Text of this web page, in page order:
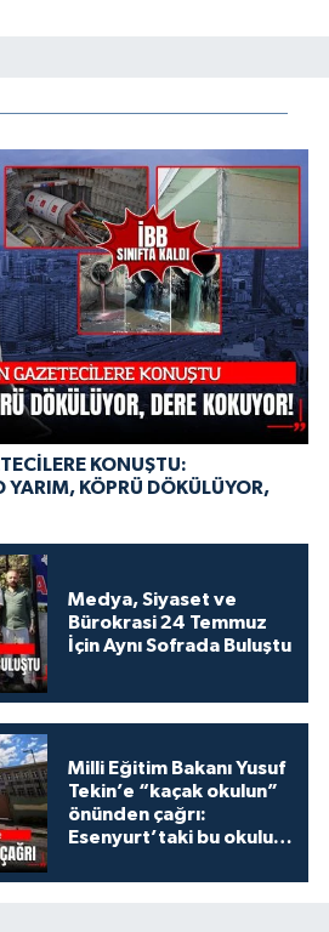
KONUŞTU:
YARIM, KÖPRÜ DÖKÜLÜYOR,
Medya, Siyaset ve
Bürokrasi 24 Temmuz
İçin Aynı Sofrada Buluştu
Milli Eğitim Bakanı Yusuf
Tekin’e “kaçak okulun”
önünden çağrı:
Esenyurt’taki bu okulu